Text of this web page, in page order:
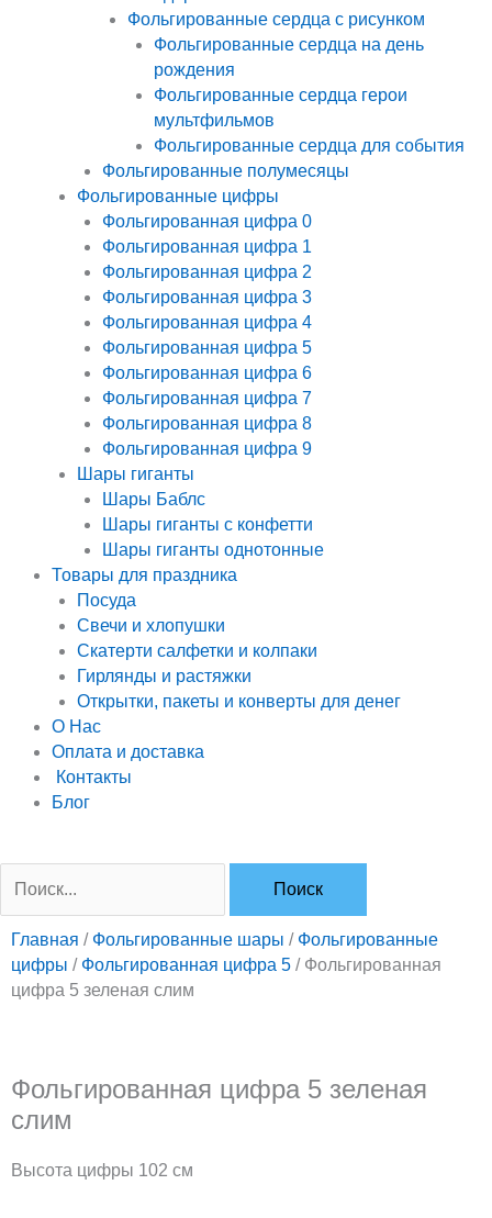
Фольгированные сердца с рисунком
Фольгированные сердца на день
рождения
Фольгированные сердца герои
мультфильмов
Фольгированные сердца для события
Фольгированные полумесяцы
Фольгированные цифры
Фольгированная цифра 0
Фольгированная цифра 1
Фольгированная цифра 2
Фольгированная цифра 3
Фольгированная цифра 4
Фольгированная цифра 5
Фольгированная цифра 6
Фольгированная цифра 7
Фольгированная цифра 8
Фольгированная цифра 9
Шары гиганты
Шары Баблс
Шары гиганты с конфетти
Шары гиганты однотонные
Товары для праздника
Посуда
Свечи и хлопушки
Скатерти салфетки и колпаки
Гирлянды и растяжки
Открытки, пакеты и конверты для денег
О Нас
Оплата и доставка
Контакты
Блог
Главная / Фольгированные шары / Фольгированные
цифры / Фольгированная цифра 5 / Фольгированная
цифра 5 зеленая слим
Фольгированная цифра 5 зеленая
слим
Высота цифры 102 см